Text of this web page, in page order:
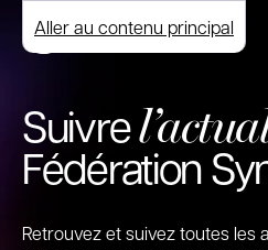
Aller au contenu principal
Suivre
Fédération
Retrouvez et suivez toutes les